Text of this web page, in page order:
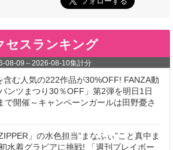
セスランキング
08-09 ～ 2026-08-10集計分
含む人気の222作品が30%OFF! FANZA動
ンツまつり30％OFF」第2弾を明日1日
で開催～キャンペーンガールは田野憂さ
」の水色担当“まなふぃ”こと真中ま
水着グラビアに挑戦! 「週刊プレイボー